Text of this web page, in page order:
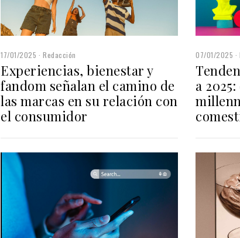
17/01/2025 Redacción
Experiencias, bienestar y
fandom señalan el camino de
las marcas en su relación con
el consumidor
07/01/2025
a